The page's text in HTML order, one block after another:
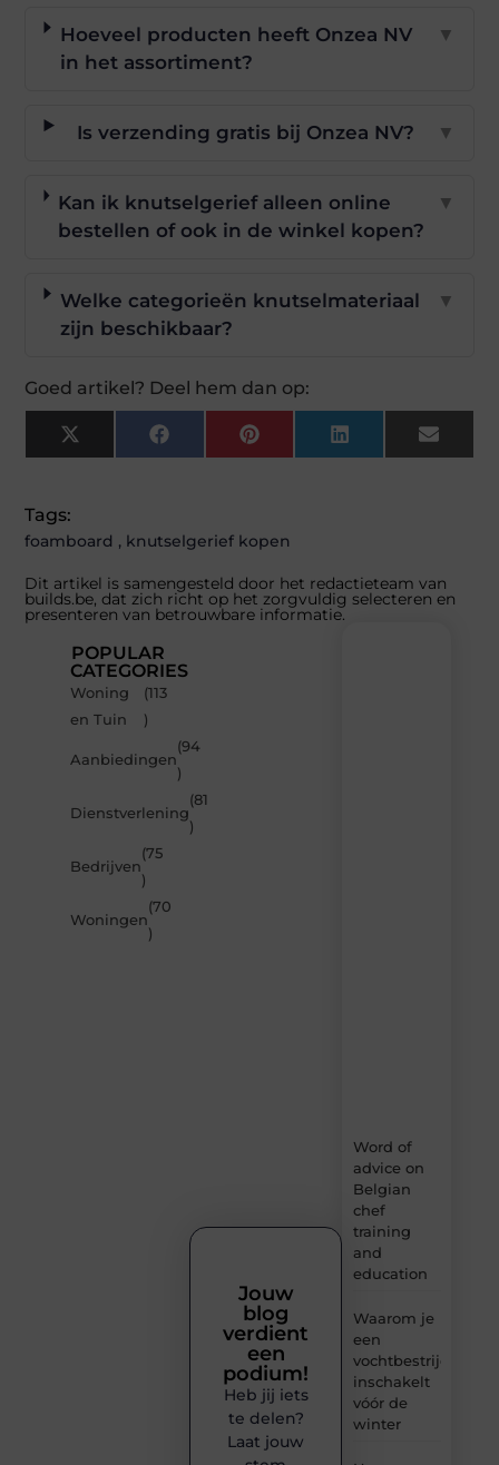
Hoeveel producten heeft Onzea NV
in het assortiment?
▼
Is verzending gratis bij Onzea NV? ▼
Kan ik knutselgerief alleen online
bestellen of ook in de winkel kopen?
▼
Welke categorieën knutselmateriaal
zijn beschikbaar?
▼
Goed artikel? Deel hem dan op:
X
(Twitter)
FacebookPinterestLinkedInEmail
Tags:
foamboard , knutselgerief kopen
Dit artikel is samengesteld door het redactieteam van
builds.be, dat zich richt op het zorgvuldig selecteren en
presenteren van betrouwbare informatie.
POPULAR
CATEGORIES
Woning
en Tuin
(113
)
Aanbiedingen
(94
)
Dienstverlening
(81
)
Bedrijven
(75
)
Woningen
(70
)
Word of
advice on
Belgian
chef
training
and
education
Waarom je
een
inschakelt
vóór de
winter
Jouw
blog
verdient
een
podium!
Heb jij iets
te delen?
Laat jouw